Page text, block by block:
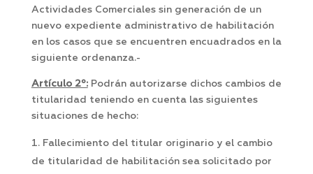
Actividades Comerciales sin generación de un
nuevo expediente administrativo de habilitación
en los casos que se encuentren encuadrados en la
siguiente ordenanza.-
Artículo 2º:Podrán autorizarse dichos cambios de
titularidad teniendo en cuenta las siguientes
situaciones de hecho:
Fallecimiento del titular originario y el cambio
de titularidad de habilitación sea solicitado por